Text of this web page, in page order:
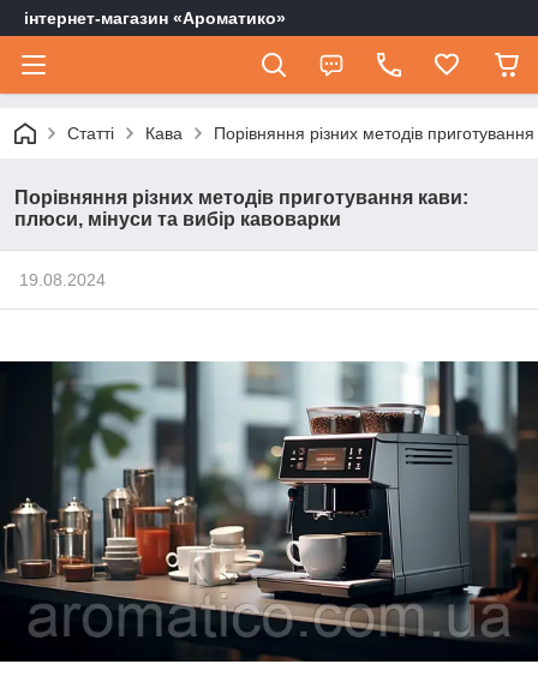
інтернет-магазин «Ароматико»
Статті Кава Порівняння різних методів
Порівняння різних методів приготування кави:
плюси, мінуси та вибір кавоварки
19.08.2024